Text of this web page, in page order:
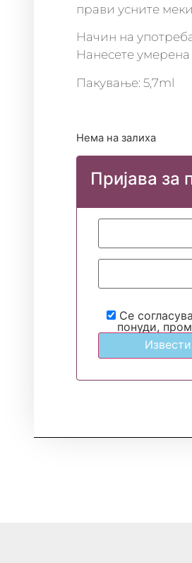
прави усните
Начин на
Нанесете
Пакување: 5,7ml
Нема на залиха
Пријава за
Се
понуди,